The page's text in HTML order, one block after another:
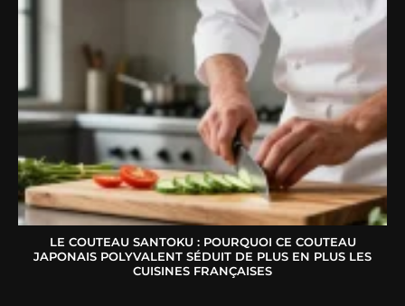
LE COUTEAU SANTOKU : POURQUOI CE COUTEAU
JAPONAIS POLYVALENT SÉDUIT DE PLUS EN PLUS LES
CUISINES FRANÇAISES